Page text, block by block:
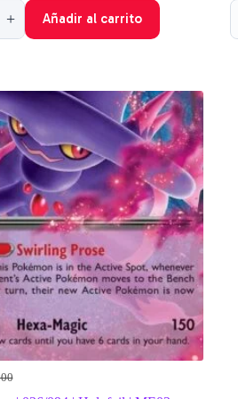
+ Añadir al carrito